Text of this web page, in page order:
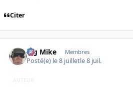
Citer
Big Mike Membres
Posté(e) le 8 juilletle 8 juil.
AUTEUR